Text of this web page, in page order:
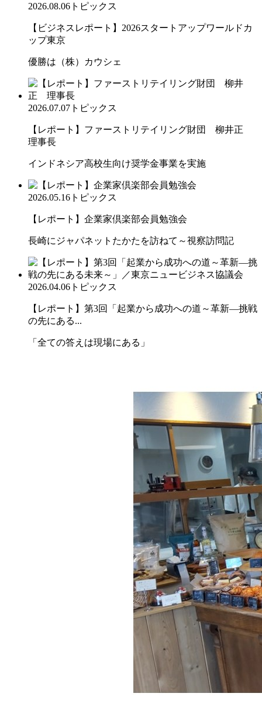
2026.08.06 トピックス
【ビジネスレポート】2026スタートアップワールドカ
ップ東京
優勝は（株）カウシェ
2026.07.07 トピックス
【レポート】ファーストリテイリング財団 柳井正
理事長
インドネシア高校生向け奨学金事業を実施
2026.05.16 トピックス
【レポート】企業家倶楽部会員勉強会
長崎にジャパネットたかたを訪ねて～視察訪問記
2026.04.06 トピックス
【レポート】第3回「起業から成功への道～革新―挑戦
の先にある...
「全ての答えは現場にある」